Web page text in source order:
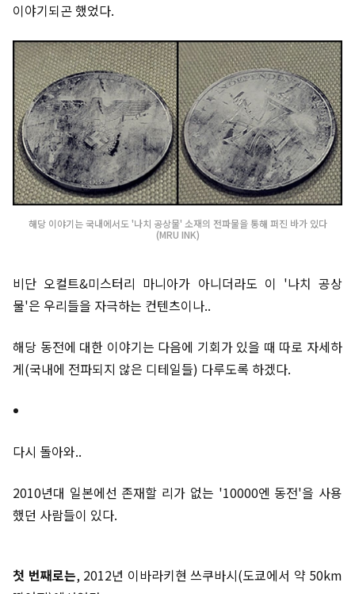
이야기되곤 했었다.
해당 이야기는 국내에서도 '나치 공상물' 소재의 전파물을 통해 퍼진 바가 있다
(MRU INK)
비단 오컬트&미스터리 마니아가 아니더라도 이 '나치 공상
물'은 우리들을 자극하는 컨텐츠이나..
해당 동전에 대한 이야기는 다음에 기회가 있을 때 따로 자세하
게(국내에 전파되지 않은 디테일들) 다루도록 하겠다.
다시 돌아와..
2010년대 일본에선 존재할 리가 없는 '10000엔 동전'을 사용
했던 사람들이 있다.
첫 번째로는, 2012년 이바라키현 쓰쿠바시(도쿄에서 약 50km